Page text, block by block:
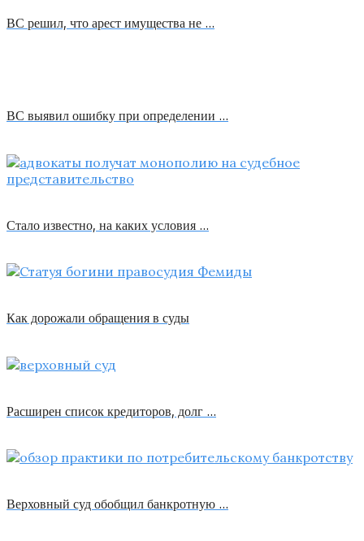
ВС решил, что арест имущества не …
ВС выявил ошибку при определении …
Стало известно, на каких условия …
Как дорожали обращения в суды
Расширен список кредиторов, долг …
Верховный суд обобщил банкротную …